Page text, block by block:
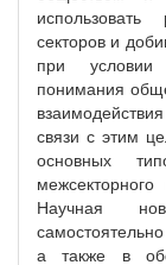
секторов и
при условии
понимания
связи с этим
основных
Научная
а также в